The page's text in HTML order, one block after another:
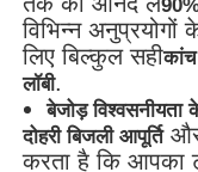
स्टेज एलईडी स्क्रीन
कोब एलईडी वीडियो
पारदर्शी एलईडी
90%
विभिन्न अनुप्रयोगों
लिए बिल्कुल सही
लॉबी.
बेजोड़ विश्वसनीयता
दोहरी बिजली आपूर्ति
करता है कि आपका